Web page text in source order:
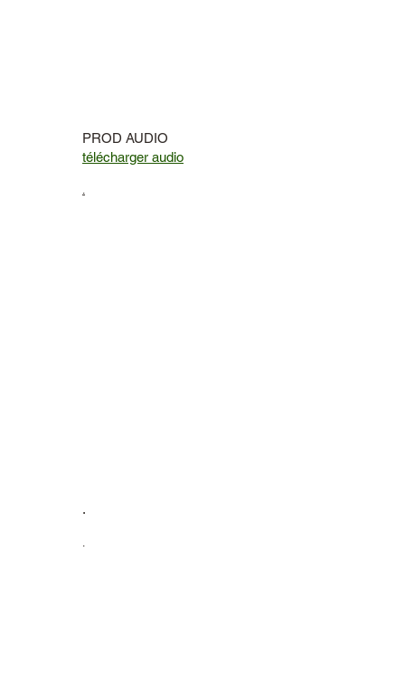
PROD AUDIO
télécharger audio
.
.
.